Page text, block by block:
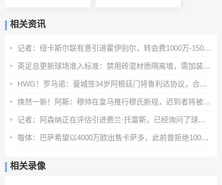
相关资讯
记者：纽卡斯尔联有意引进霍伊别尔，转会费1000万-1500万英镑
英足总更新球场准入标准：禁用砖混材质隔离墙，需加装安全防护层
HWG！罗马诺：曼城签34岁阿根廷门将鲁利达协议，合同2+1
焕然一新！阿斯：穆帅在皇马推行穆氏新规，迟到者将被罚缺席合练
记者：阿森纳正在评估引进费兰·托雷斯，已经询问了球员情况
每体：巴萨希望以4000万欧出售卡萨多，此前曾拒绝1000多万欧报价
相关录像